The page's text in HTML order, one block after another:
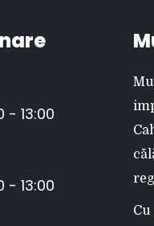
- 13:00
- 13:00